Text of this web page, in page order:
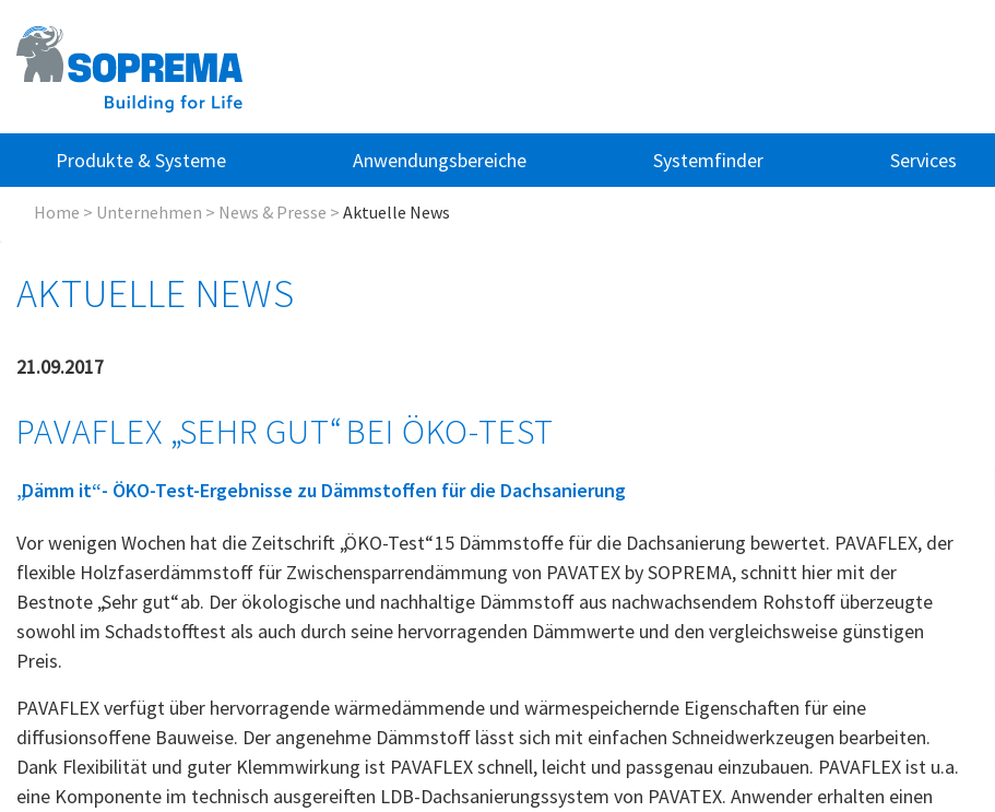
Produkte & Systeme Anwendungsbereiche Systemfinder Services
Home > Unternehmen > News & Presse > Aktuelle News
AKTUELLE NEWS
21.09.2017
PAVAFLEX „SEHR GUT“ BEI ÖKO-TEST
„Dämm it“ - ÖKO-Test-Ergebnisse zu Dämmstoffen für die Dachsanierung
Vor wenigen Wochen hat die Zeitschrift „ÖKO-Test“ 15 Dämmstoffe für die Dachsanierung bewertet. PAVAFLEX, der
flexible Holzfaserdämmstoff für Zwischensparrendämmung von PAVATEX by SOPREMA, schnitt hier mit der
Bestnote „Sehr gut“ ab. Der ökologische und nachhaltige Dämmstoff aus nachwachsendem Rohstoff überzeugte
sowohl im Schadstofftest als auch durch seine hervorragenden Dämmwerte und den vergleichsweise günstigen
Preis.
PAVAFLEX verfügt über hervorragende wärmedämmende und wärmespeichernde Eigenschaften für eine
diffusionsoffene Bauweise. Der angenehme Dämmstoff lässt sich mit einfachen Schneidwerkzeugen bearbeiten.
Dank Flexibilität und guter Klemmwirkung ist PAVAFLEX schnell, leicht und passgenau einzubauen. PAVAFLEX ist u.a.
eine Komponente im technisch ausgereiften LDB-Dachsanierungssystem von PAVATEX. Anwender erhalten einen